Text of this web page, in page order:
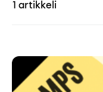
1 artikkeli